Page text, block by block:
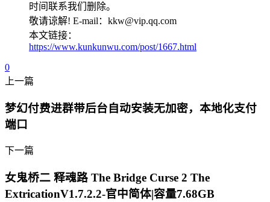
时间联系我们删除。
敬请谅解! E-mail：kkw@vip.qq.com
本文链接：
https://www.kunkunwu.com/post/1667.html
0
上一篇
梦幻付费进群带后台自动安装无加密，本地化支付
端口
下一篇
女鬼桥二 释魂路 The Bridge Curse 2 The
ExtricationV1.7.2.2-官中简体|容量7.68GB